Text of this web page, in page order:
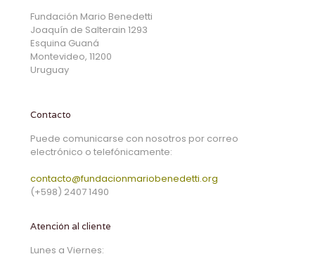
Fundación Mario Benedetti
Joaquín de Salterain 1293
Esquina Guaná
Montevideo, 11200
Uruguay
Contacto
Puede comunicarse con nosotros por correo
electrónico o telefónicamente:
contacto@fundacionmariobenedetti.org
(+598) 2407 1490
Atención al cliente
Lunes a Viernes: